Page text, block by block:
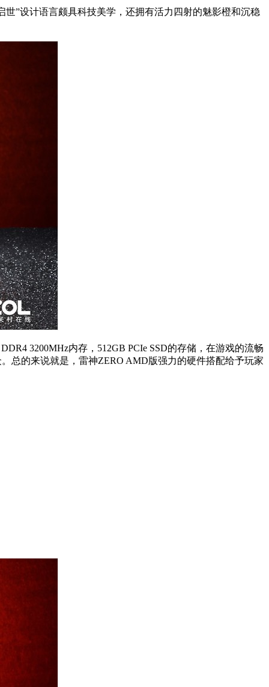
”设计语言颇具科技美学，还拥有活力四射的魅影橙和沉稳
3200MHz内存，512GB PCIe SSD的存储，在游戏的流畅
总的来说就是，雷神ZERO AMD版强力的硬件搭配给予玩家